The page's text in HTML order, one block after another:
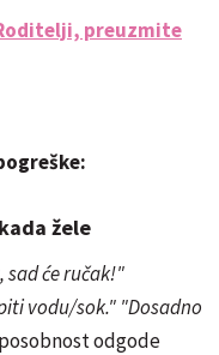
preuzmite
žele
sad će ručak!"
vodu/sok." "Dosadno
odgode